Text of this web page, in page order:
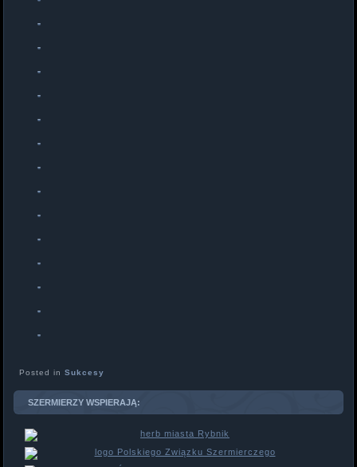
Posted in Sukcesy
SZERMIERZY WSPIERAJĄ: